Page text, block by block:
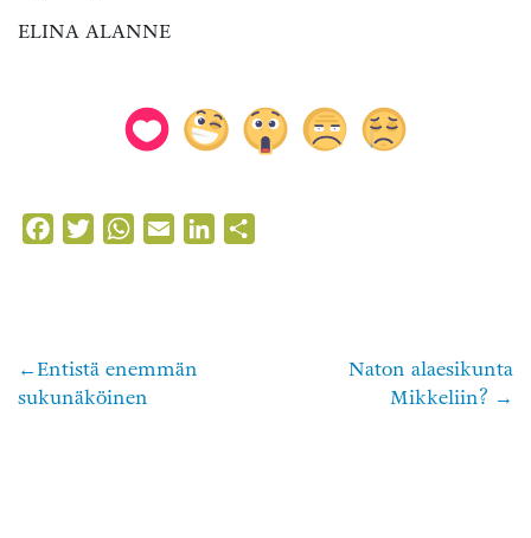
ELINA ALANNE
FacebookTwitterWhatsApp
Email LinkedIn
Artikkelien
Entistä enemmän
sukunäköinen
Naton alaesikunta
Mikkeliin?